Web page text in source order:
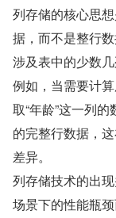
列存储的核心思
据，而不是整行
涉及表中的少数
例如，当需要计
取“年龄”这一列
的完整行数据，
差异。
列存储技术的出
场景下的性能瓶